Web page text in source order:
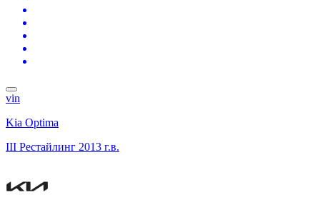
vin
Kia Optima
III Рестайлинг 2013 г.в.